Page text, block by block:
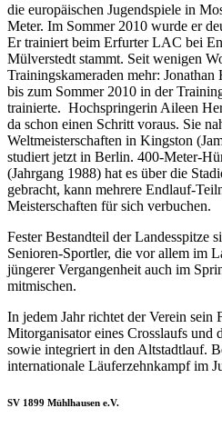
die europäischen Jugendspiele in
Meter. Im Sommer 2010 wurde er
Er trainiert beim Erfurter LAC bei
Mülverstedt stammt. Seit wenigen
Trainingskameraden mehr:
bis zum Sommer 2010 in der
trainierte. Hochspringerin Aileen
da schon einen Schritt voraus. Sie
Weltmeisterschaften in Kingston
studiert jetzt in Berlin. 400-Meter-
(Jahrgang 1988) hat es über die
gebracht, kann mehrere Endlauf-
Meisterschaften für sich verbuchen.
Fester Bestandteil der Landesspitze
Senioren-Sportler, die vor allem im
jüngerer Vergangenheit auch im
mitmischen.
In jedem Jahr richtet der Verein sein
Mitorganisator eines Crosslaufs und
sowie integriert in den Altstadtlauf.
internationale Läuferzehnkampf im
SV 1899 Mühlhausen e.V.